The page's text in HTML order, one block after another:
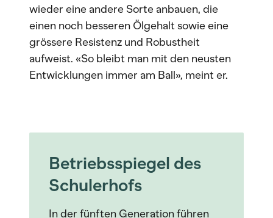
wieder eine andere Sorte anbauen, die
einen noch besseren Ölgehalt sowie eine
grössere Resistenz und Robustheit
aufweist. «So bleibt man mit den neusten
Entwicklungen immer am Ball», meint er.
Betriebsspiegel des
Schulerhofs
In der fünften Generation führen